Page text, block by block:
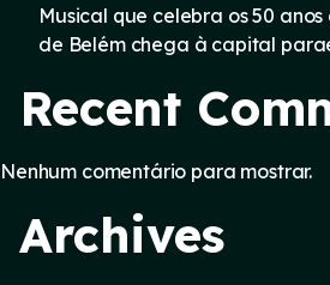
Musical que celebra os 50
de Belém chega à capital
Recent
Nenhum comentário para mostrar.
Archives